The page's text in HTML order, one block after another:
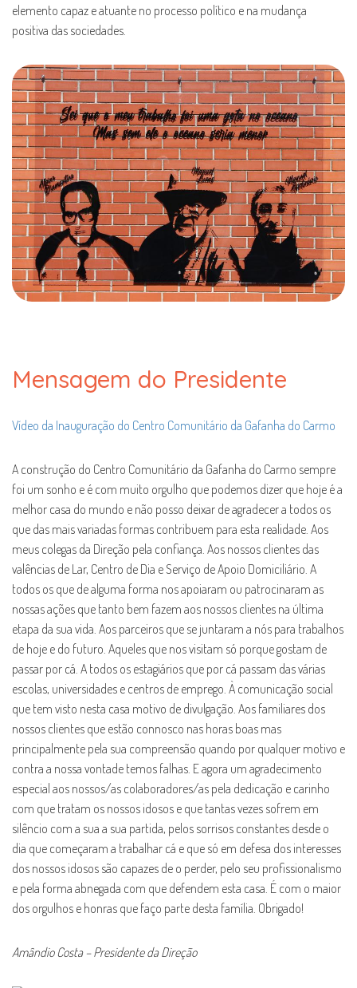
elemento capaz e atuante no processo político e na mudança
positiva das sociedades.
Mensagem do Presidente
Vídeo da Inauguração do Centro Comunitário da Gafanha do Carmo
A construção do Centro Comunitário da Gafanha do Carmo sempre
foi um sonho e é com muito orgulho que podemos dizer que hoje é a
melhor casa do mundo e não posso deixar de agradecer a todos os
que das mais variadas formas contribuem para esta realidade. Aos
meus colegas da Direção pela confiança. Aos nossos clientes das
valências de Lar, Centro de Dia e Serviço de Apoio Domiciliário. A
todos os que de alguma forma nos apoiaram ou patrocinaram as
nossas ações que tanto bem fazem aos nossos clientes na última
etapa da sua vida. Aos parceiros que se juntaram a nós para trabalhos
de hoje e do futuro. Aqueles que nos visitam só porque gostam de
passar por cá. A todos os estagiários que por cá passam das várias
escolas, universidades e centros de emprego. À comunicação social
que tem visto nesta casa motivo de divulgação. Aos familiares dos
nossos clientes que estão connosco nas horas boas mas
principalmente pela sua compreensão quando por qualquer motivo e
contra a nossa vontade temos falhas. E agora um agradecimento
especial aos nossos/as colaboradores/as pela dedicação e carinho
com que tratam os nossos idosos e que tantas vezes sofrem em
silêncio com a sua a sua partida, pelos sorrisos constantes desde o
dia que começaram a trabalhar cá e que só em defesa dos interesses
dos nossos idosos são capazes de o perder, pelo seu profissionalismo
e pela forma abnegada com que defendem esta casa. É com o maior
dos orgulhos e honras que faço parte desta família. Obrigado!
Amândio Costa – Presidente da Direção